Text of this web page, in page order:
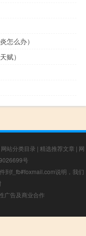
怎么办）
赋）
网站分类目录 | 精选推荐文章 | 网
号
到f_fb#foxmail.com说明，我们
广告及商业合作